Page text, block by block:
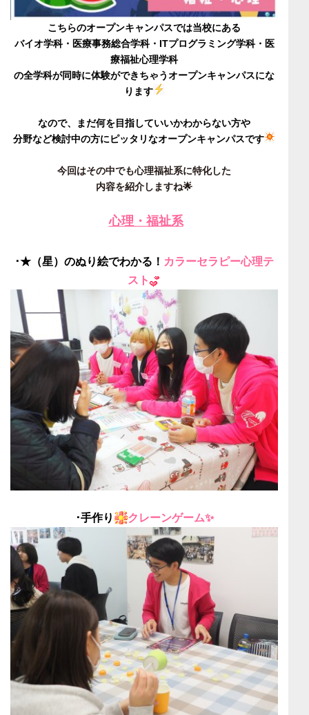
こちらのオープンキャンパスでは当校にある
バイオ学科・医療事務総合学科・ITプログラミング学科・医
療福祉心理学科
の全学科が同時に体験ができちゃうオープンキャンパスにな
ります
なので、まだ何を目指していいかわからない方や
分野など検討中の方にピッタリなオープンキャンパスです
今回はその中でも心理福祉系に特化した
内容を紹介しますね🌟
心理・福祉系
･★（星）のぬり絵でわかる！ カラーセラピー心理テ
スト
･手作り クレーンゲーム✨